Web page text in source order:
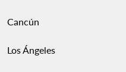
Cancún
Los Ángeles